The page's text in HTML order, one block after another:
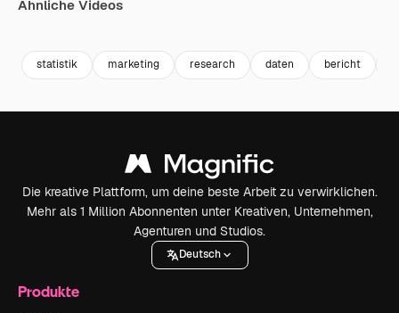
Ähnliche Videos
statistik marketing research daten bericht
Die kreative Plattform, um deine beste Arbeit zu verwirklichen.
Mehr als 1 Million Abonnenten unter Kreativen, Unternehmen,
Agenturen und Studios.
Deutsch
Produkte